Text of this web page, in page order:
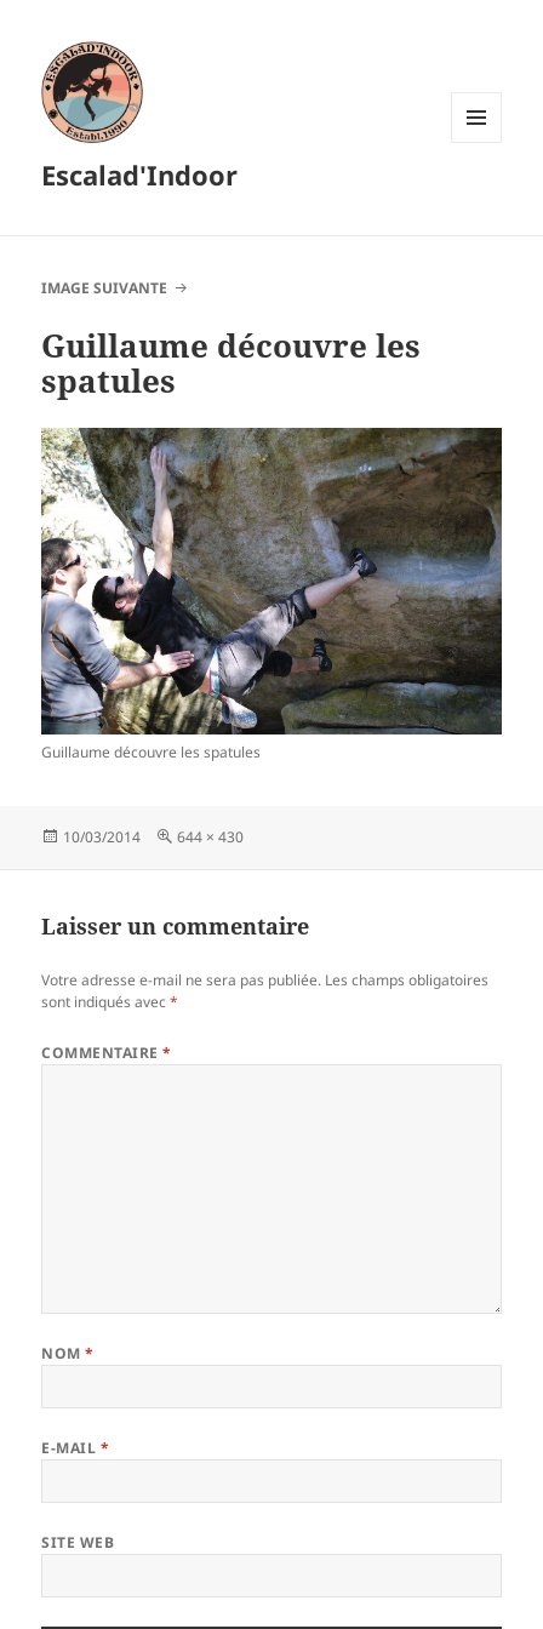
Escalad'Indoor
IMAGE SUIVANTE
Guillaume découvre les
spatules
Guillaume découvre les spatules
Publié
10/03/2014
Taille
644 × 430
Laisser un commentaire
Votre adresse e-mail ne sera pas publiée. Les champs obligatoires
sont indiqués avec*
COMMENTAIRE*
NOM*
E-MAIL *
SITE WEB